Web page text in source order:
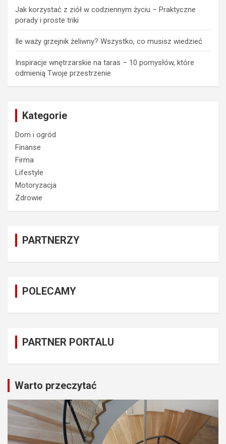
Jak korzystać z ziół w codziennym życiu – Praktyczne
porady i proste triki
Ile waży grzejnik żeliwny? Wszystko, co musisz wiedzieć
Inspiracje wnętrzarskie na taras – 10 pomysłów, które
odmienią Twoje przestrzenie
Kategorie
Dom i ogród
Finanse
Firma
Lifestyle
Motoryzacja
Zdrowie
PARTNERZY
POLECAMY
PARTNER PORTALU
Warto przeczytać